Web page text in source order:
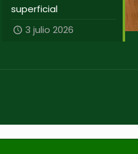
superficial
3 julio 2026